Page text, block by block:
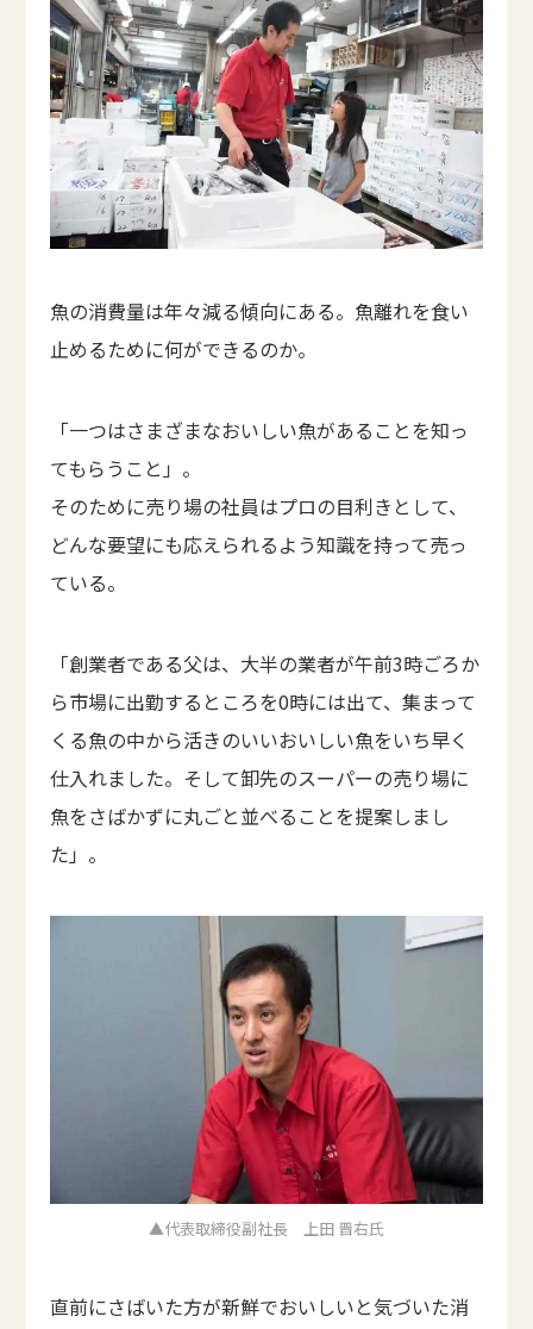
魚の消費量は年々減る傾向にある。魚離れを食い
止めるために何ができるのか。
「一つはさまざまなおいしい魚があることを知っ
てもらうこと」。
そのために売り場の社員はプロの目利きとして、
どんな要望にも応えられるよう知識を持って売っ
ている。
「創業者である父は、大半の業者が午前3時ごろか
ら市場に出勤するところを0時には出て、集まって
くる魚の中から活きのいいおいしい魚をいち早く
仕入れました。そして卸先のスーパーの売り場に
魚をさばかずに丸ごと並べることを提案しまし
た」。
▲代表取締役副社長 上田 晋右氏
直前にさばいた方が新鮮でおいしいと気づいた消